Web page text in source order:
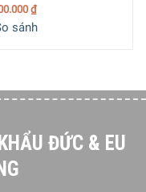
₫
sánh
ĐỨC & EU